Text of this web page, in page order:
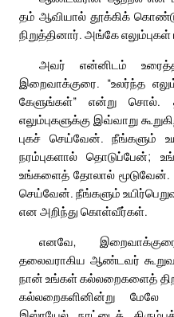
தம் ஆவியால் தூக்கிக்
நிறுத்தினார். அங்கே
அவர் என்னிடம்
இறைவாக்குரை. “உலர்ந்த
கேளுங்கள்” என்று
எலும்புகளுக்கு இவ்வாறு
புகச் செய்வேன். நீங்களும்
நரம்புகளால் தொடுப்பேன்;
உங்களைத் தோலால் மூடுவேன்.
செய்வேன். நீங்களும்
என அறிந்து கொள்வீர்கள்.
எனவே,
தலைவராகிய ஆண்டவர்
நான் உங்கள் கல்லறைகளைத்
கல்லறைகளினின்று மேலே